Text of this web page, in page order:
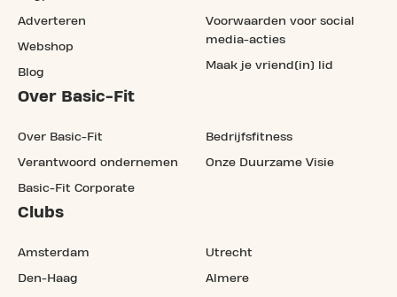
Adverteren
Webshop
Blog
Voorwaarden voor social
media-acties
Maak je vriend(in) lid
Over Basic-Fit
Over Basic-Fit
Verantwoord ondernemen
Basic-Fit Corporate
Bedrijfsfitness
Onze Duurzame Visie
Clubs
Amsterdam
Den-Haag
Utrecht
Almere